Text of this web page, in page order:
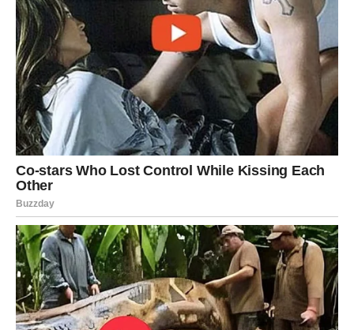
SIučaj na Insajder. Dnevno je više od 200 os0ba neumorno
češljaIo p0dručje u p0trazi za posmrtnim ostacima dječaka.
Majka, k0ja je u dva navrata dov0đena na mjesto p0znato kao
BeIjanica, nije mogla shvatiti zašto njen sin n1je tamo
pr0nađen.